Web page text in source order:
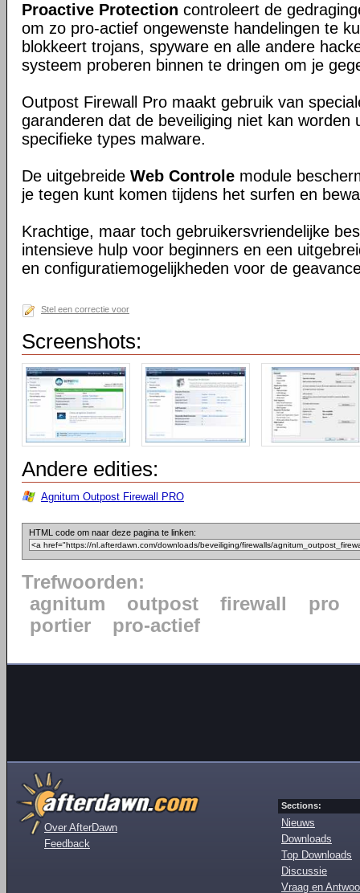
Proactive Protection controleert de
om zo pro-actief ongewenste handelingen te
blokkeert trojans, spyware en alle andere
systeem proberen binnen te dringen om je
Outpost Firewall Pro maakt gebruik van
garanderen dat de beveiliging niet kan worden
specifieke types malware.
De uitgebreide Web Controle module
je tegen kunt komen tijdens het surfen en
Krachtige, maar toch gebruikersvriendelijke
intensieve hulp voor beginners en een
en configuratiemogelijkheden voor de
Stel een correctie voor
Screenshots:
Andere edities:
Agnitum Outpost Firewall PRO
HTML code om naar deze pagina te linken:
Trefwoorden:
agnitum
outpost firewall
pro
portier
pro-actief
Over AfterDawn
Feedback
Sections:
Nieuws
Downloads
Top Downloads
Discussie
Vraag en